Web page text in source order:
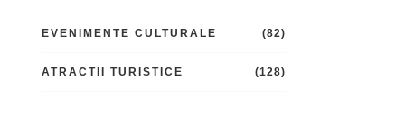
EVENIMENTE CULTURALE (82)
ATRACTII TURISTICE (128)